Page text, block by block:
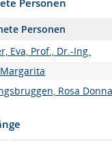
Personen
Eva, Prof., Dr.-Ing.
Rosa